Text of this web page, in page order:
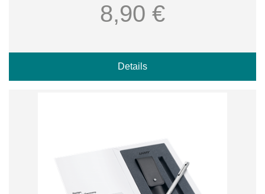
8,90 €
Details